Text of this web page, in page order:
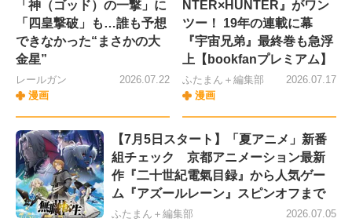
「神（ゴッド）の一撃」に
「四皇撃破」も…誰も予想
できなかった“まさかの大
金星”
レールガン
漫画
2026.07.22
NTER×HUNTER』がワン
ツー！ 19年の連載に幕
『宇宙兄弟』最終巻も急浮
上【bookfanプレミアム】
ふたまん＋編集部
漫画
2026.07.17
【7月5日スタート】「夏アニメ」新番
組チェック 京都アニメーション最新
作『二十世紀電氣目録』から人気ゲー
ム『アズールレーン』スピンオフまで
ふたまん＋編集部
2026.07.05